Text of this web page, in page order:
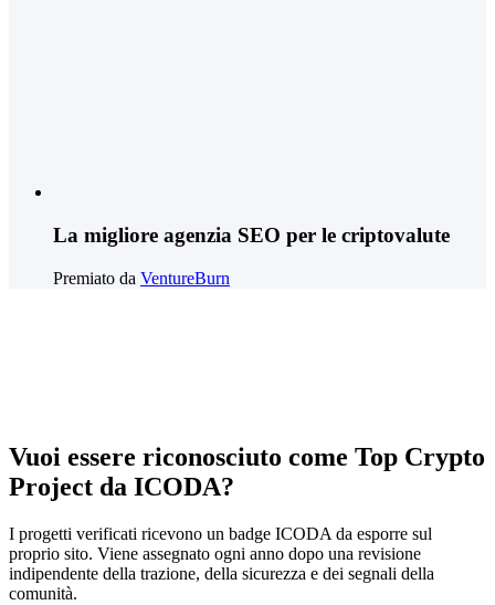
La migliore agenzia SEO per le criptovalute
Premiato da VentureBurn
Vuoi essere riconosciuto come Top Crypto
Project da ICODA?
I progetti verificati ricevono un badge ICODA da esporre sul
proprio sito. Viene assegnato ogni anno dopo una revisione
indipendente della trazione, della sicurezza e dei segnali della
comunità.